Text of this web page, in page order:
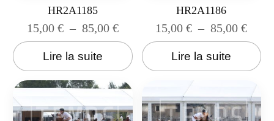
HR2A1185
15,00 € – 85,00 €
Lire la suite
HR2A1186
15,00€ – 85,00€
Lire la suite